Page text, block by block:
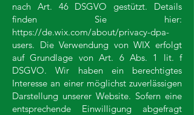
nach Art. 46 DSGVO gestützt. Details
finden Sie hier:
https://de.wix.com/about/privacy-dpa-
users. Die Verwendung von WIX erfolgt
auf Grundlage von Art. 6 Abs. 1 lit. f
DSGVO. Wir haben ein berechtigtes
Interesse an einer möglichst zuverlässigen
Darstellung unserer Website. Sofern eine
entsprechende Einwilligung abgefragt